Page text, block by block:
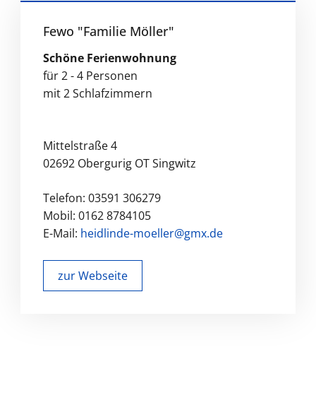
Fewo "Familie Möller"
Schöne Ferienwohnung
für 2 - 4 Personen
mit 2 Schlafzimmern
Mittelstraße 4
02692 Obergurig OT Singwitz
Telefon: 03591 306279
Mobil: 0162 8784105
E-Mail: heidlinde-moeller@gmx.de
zur Webseite